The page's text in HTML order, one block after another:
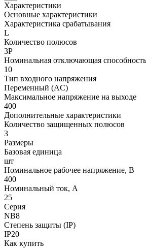
Характеристики
Основные характеристики
Характеристика срабатывания
L
Количество полюсов
3P
Номинальная отключающая
10
Тип входного напряжения
Переменный (AC)
Максимальное напряжение на выходе
400
Дополнительные характеристики
Количество защищенных полюсов
3
Размеры
Базовая единица
шт
Номинальное рабочее напряжение, В
400
Номинальный ток, А
25
Серия
NB8
Степень защиты (IP)
IP20
Как купить